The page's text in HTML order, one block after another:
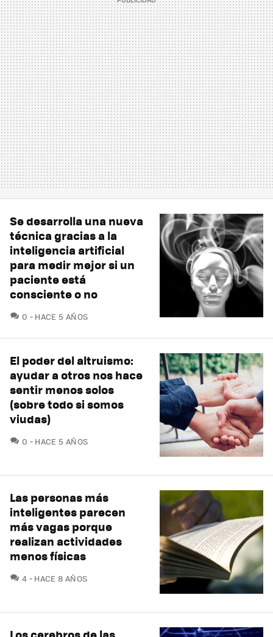
Se desarrolla una nueva
técnica gracias a la
inteligencia artificial
para medir mejor si un
paciente está
consciente o no
0 COMENTARIOS
HACE 5 AÑOS
El poder del altruismo:
ayudar a otros nos hace
sentir menos solos
(sobre todo si somos
viudas)
0 COMENTARIOS
HACE 5 AÑOS
Las personas más
inteligentes parecen
más vagas porque
realizan actividades
menos físicas
4 COMENTARIOS
HACE 8 AÑOS